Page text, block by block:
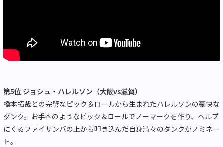
第5位 ジョシュ・ハレルソン（大阪vs滋賀）
橋本拓哉との完璧なピック＆ロールから生まれたハレルソンの豪快な
ダンク。お手本のようなピック＆ロールでノーマークを作り、ヘルプ
にくるファイサンバの上から叩き込んだ自身満々のダンクがノミネー
ト。